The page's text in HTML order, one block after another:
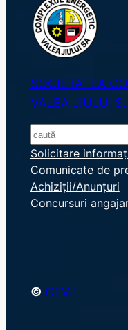
SOCIETATEA
VALEA JIULUI
S
e
a
r
c
Solicitare
Comunicate de
Achiziții/Anunțuri
Concursuri
© CEVJ